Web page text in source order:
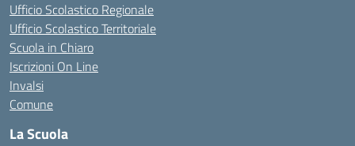
Ufficio Scolastico Regionale
Ufficio Scolastico Territoriale
Scuola in Chiaro
Iscrizioni On Line
Invalsi
Comune
La Scuola